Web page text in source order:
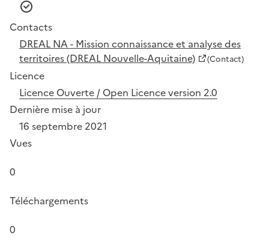
Contacts
DREAL NA - Mission connaissance et analyse des
territoires (DREAL Nouvelle-Aquitaine)
(Contact)
Licence
Licence Ouverte / Open Licence version 2.0
Dernière mise à jour
16 septembre 2021
Vues
0
Téléchargements
0